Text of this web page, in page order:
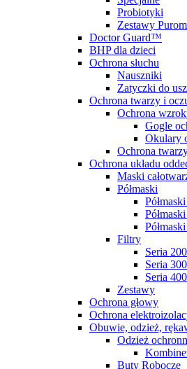
Probiotyki
Zestawy
Doctor Guard™
BHP dla dzieci
Ochrona słuchu
Nauszniki
Zatyczki do
Ochrona twarzy i
Ochrona
Gogle
Okulary
Ochrona
Ochrona układu
Maski
Półmaski
Filtry
Seria 200
Seria 300
Seria 400
Zestawy
Ochrona głowy
Ochrona
Obuwie, odzież,
Odzież
Buty Robocze